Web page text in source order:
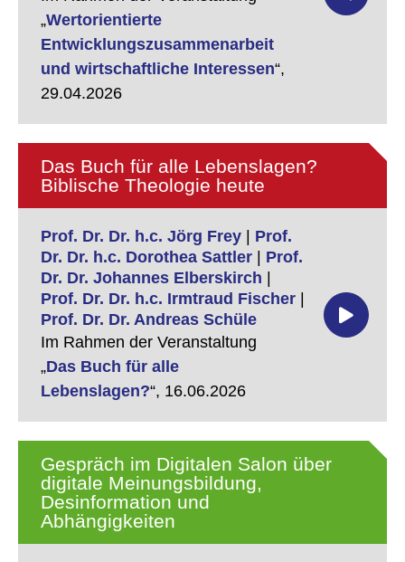
„Wertorientierte
Entwicklungszusammenarbeit
und wirtschaftliche Interessen“,
29.04.2026
Das Buch für alle Lebenslagen?
Biblische Theologie heute
Prof. Dr. Dr. h.c. Jörg Frey
Prof.
Dr. Dr. h.c. Dorothea Sattler
Prof.
Dr. Dr. Johannes Elberskirch
Prof. Dr. Dr. h.c. Irmtraud Fischer
Prof. Dr. Dr. Andreas Schüle
Im Rahmen der Veranstaltung
„Das Buch für alle
Lebenslagen?“, 16.06.2026
Gespräch im Digitalen Salon über
digitale Meinungsbildung,
Desinformation und
Abhängigkeiten